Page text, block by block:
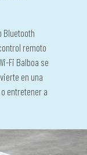
Bluetooth
remoto
Fi Balboa se
en una
entretener a